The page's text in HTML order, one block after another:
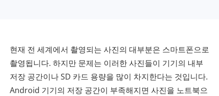
현재 전 세계에서 촬영되는 사진의 대부분은 스마트폰으로
촬영됩니다. 하지만 문제는 이러한 사진들이 기기의 내부
저장 공간이나 SD 카드 용량을 많이 차지한다는 것입니다.
Android 기기의 저장 공간이 부족해지면 사진을 노트북으